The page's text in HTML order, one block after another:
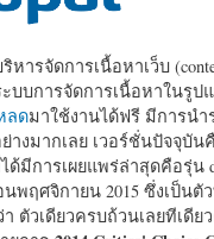
ารจัดการเนื้อหาเว็บ
ะบบการจัดการเนื้อหาในรู
ลดมาใช้งานได้ฟรี มีการน
างมากเลย เวอร์ชั่นปัจจุบัน
มีการเผยแพร่ล่าสุดคือรุ่น
นพฤศจิกายน 2015 ซึ่งเป็น
า ตัวเดียวครบถ้วนเลยทีเดีย